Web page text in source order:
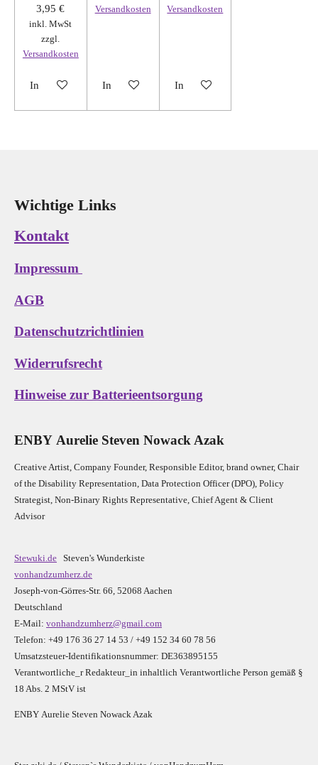
3,95 €
inkl. MwSt
zzgl.
Versandkosten
In den Warenkorb
Versandkosten
In den Warenkorb
Versandkosten
In den Warenkorb
Wichtige Links
Kontakt
Impressum
AGB
Datenschutzrichtlinien
Widerrufsrecht
Hinweise zur Batterieentsorgung
ENBY Aurelie Steven Nowack Azak
Creative Artist, Company Founder, Responsible Editor, brand owner, Chair
of the Disability Representation, Data Protection Officer (DPO), Policy
Strategist, Non-Binary Rights Representative, Chief Agent & Client
Advisor
Stewuki.de Steven's Wunderkiste
vonhandzumherz.de
Joseph-von-Görres-Str. 66, 52068 Aachen
Deutschland
E-Mail: vonhandzumherz@gmail.com
Telefon: +49 176 36 27 14 53 / +49 152 34 60 78 56
Umsatzsteuer-Identifikationsnummer: DE363895155
Verantwortliche_r Redakteur_in inhaltlich Verantwortliche Person gemäß §
18 Abs. 2 MStV ist
ENBY Aurelie Steven Nowack Azak